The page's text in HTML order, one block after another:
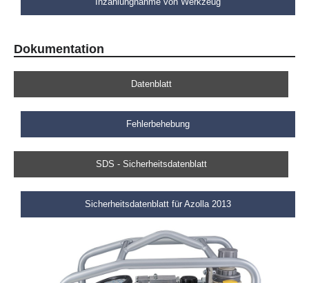
Dokumentation
Datenblatt
Fehlerbehebung
SDS - Sicherheitsdatenblatt
Sicherheitsdatenblatt für Azolla 2013